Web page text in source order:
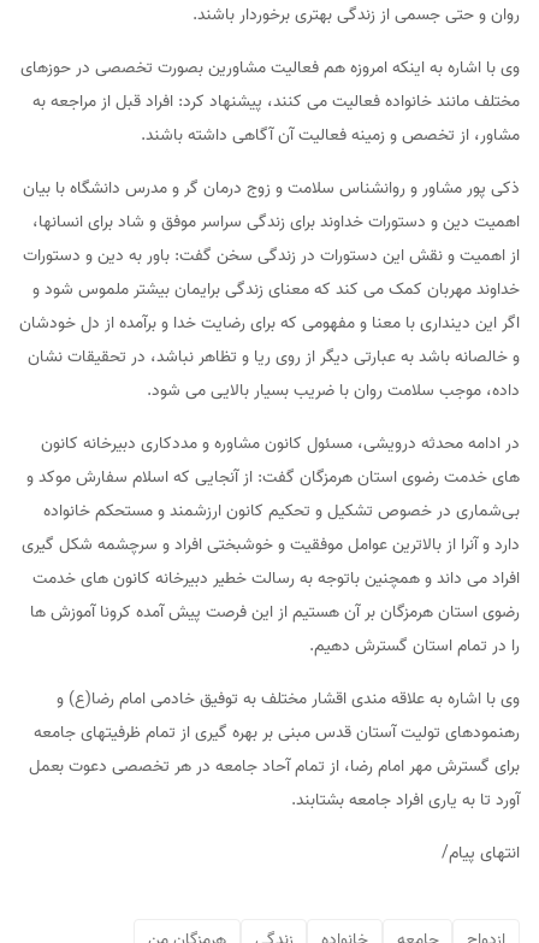
روان و حتی جسمی از زندگی بهتری برخوردار باشند.
وی با اشاره به اینکه امروزه هم فعالیت مشاورین بصورت تخصصی در حوزهای
مختلف مانند خانواده فعالیت می کنند، پیشنهاد کرد: افراد قبل از مراجعه به
مشاور، از تخصص و زمینه فعالیت آن آگاهی داشته باشند.
ذکی پور مشاور و روانشناس سلامت و زوج درمان گر و مدرس دانشگاه با بیان
اهمیت دین و دستورات خداوند برای زندگی سراسر موفق و شاد برای انسانها،
از اهمیت و نقش این دستورات در زندگی سخن گفت: باور به دین و دستورات
خداوند مهربان کمک می کند که معنای زندگی برایمان بیشتر ملموس شود و
اگر این دینداری با معنا و مفهومی که برای رضایت خدا و برآمده از دل خودشان
و خالصانه باشد به عبارتی دیگر از روی ریا و تظاهر نباشد، در تحقیقات نشان
داده، موجب سلامت روان با ضریب بسیار بالایی می شود.
در ادامه محدثه درویشی، مسئول کانون مشاوره و مددکاری دبیرخانه کانون
های خدمت رضوی استان هرمزگان گفت: از آنجایی که اسلام سفارش موکد و
بی‌شماری در خصوص تشکیل و تحکیم کانون ارزشمند و مستحکم خانواده
دارد و آنرا از بالاترین عوامل موفقیت و خوشبختی افراد و سرچشمه شکل گیری
افراد می داند و همچنین باتوجه به رسالت خطیر دبیرخانه کانون های خدمت
رضوی استان هرمزگان بر آن هستیم از این فرصت پیش آمده کرونا آموزش ها
را در تمام استان گسترش دهیم.
وی با اشاره به علاقه مندی اقشار مختلف به توفیق خادمی امام رضا(ع) و
رهنمودهای تولیت آستان قدس مبنی بر بهره گیری از تمام ظرفیتهای جامعه
برای گسترش مهر امام رضا، از تمام آحاد جامعه در هر تخصصی دعوت بعمل
آورد تا به یاری افراد جامعه بشتابند.
انتهای پیام/